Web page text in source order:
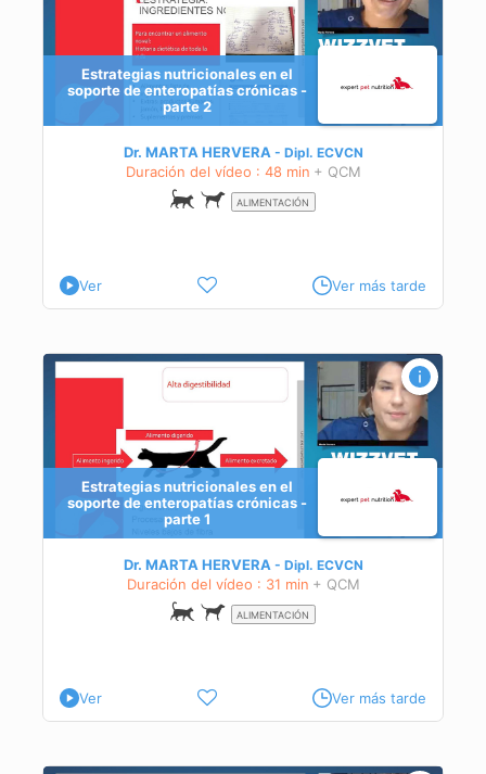
Estrategias nutricionales en el
soporte de enteropatías crónicas -
parte 2
Dr. MARTA HERVERA Dipl. ECVCN
Duración del vídeo : 48 min + QCM
ALIMENTACIÓN
Ver Ver más tarde
Estrategias nutricionales en el
soporte de enteropatías crónicas -
parte 1
Dr. MARTA HERVERA Dipl. ECVCN
Duración del vídeo : 31 min + QCM
ALIMENTACIÓN
Ver Ver más tarde